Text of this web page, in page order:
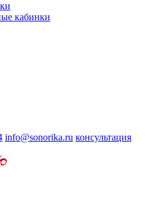
кабинки
info@sonorika.ru консультация